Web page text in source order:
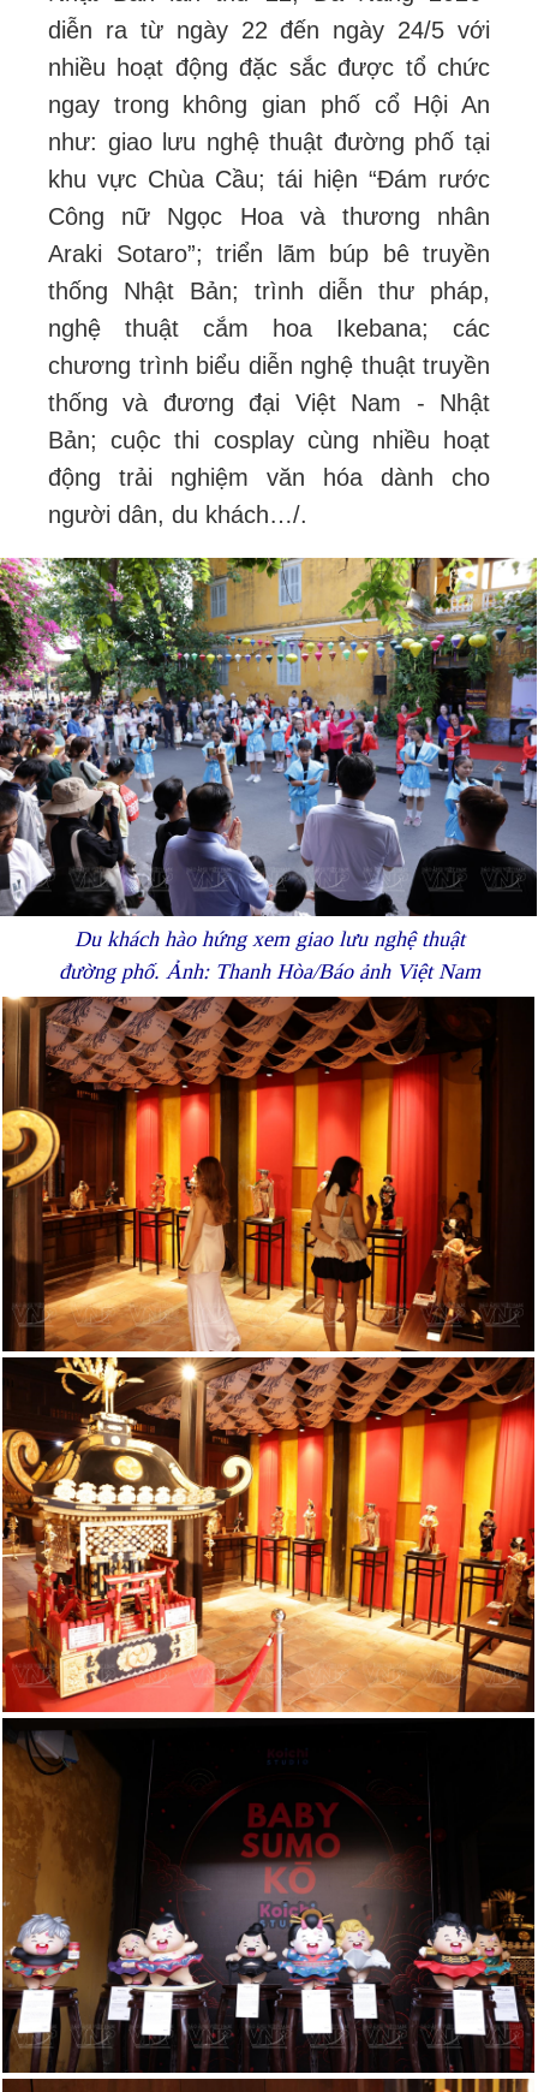
diễn ra từ ngày 22 đến ngày 24/5 với
nhiều hoạt động đặc sắc được tổ chức
ngay trong không gian phố cổ Hội An
như: giao lưu nghệ thuật đường phố tại
khu vực Chùa Cầu; tái hiện “Đám rước
Công nữ Ngọc Hoa và thương nhân
Araki Sotaro”; triển lãm búp bê truyền
thống Nhật Bản; trình diễn thư pháp,
nghệ thuật cắm hoa Ikebana; các
chương trình biểu diễn nghệ thuật truyền
thống và đương đại Việt Nam - Nhật
Bản; cuộc thi cosplay cùng nhiều hoạt
động trải nghiệm văn hóa dành cho
người dân, du khách…/.
Du khách hào hứng xem giao lưu nghệ thuật
đường phố. Ảnh: Thanh Hòa/Báo ảnh Việt Nam